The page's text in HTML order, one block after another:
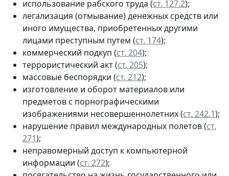
использование рабского труда (ст. 127.2);
легализация (отмывание) денежных средств или
иного имущества, приобретенных другими
лицами преступным путем (ст. 174);
коммерческий подкуп (ст. 204);
террористический акт (ст. 205);
массовые беспорядки (ст. 212);
изготовление и оборот материалов или
предметов с порнографическими
изображениями несовершеннолетних (ст. 242.1);
нарушение правил международных полетов (ст.
271);
неправомерный доступ к компьютерной
информации (ст. 272);